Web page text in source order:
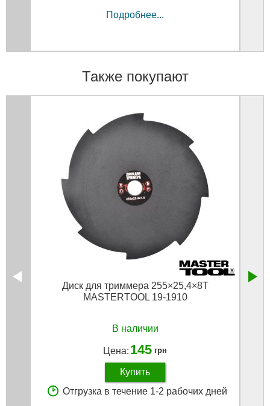
Подробнее...
Также покупают
Диск для триммера 255×25,4×8Т
MASTERTOOL 19-1910
В наличии
Цена: 145 грн
Купить
Отгрузка в течение 1-2 рабочих дней